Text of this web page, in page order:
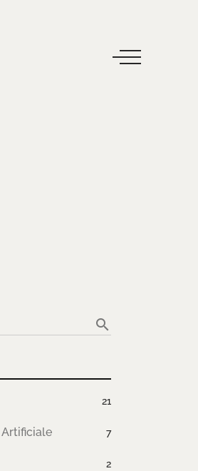
search
21
7
2